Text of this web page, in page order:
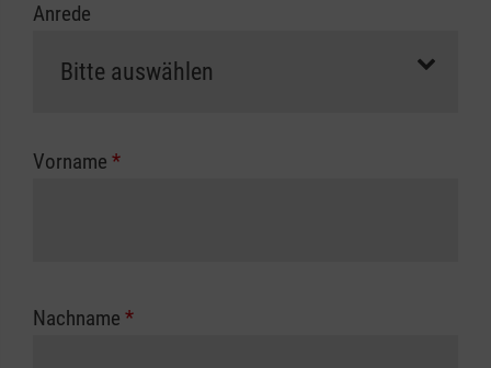
erfolgt eine Abrechnung der vollen Kursgebühr
Die notwendigen Formulare für die
zuständigen Berufsgenossenschaft oder
Anrede
Vorname *
Nachname *